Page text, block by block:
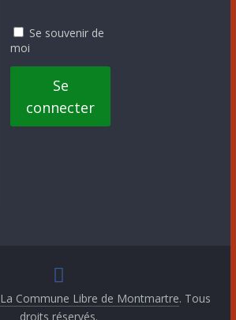
Se souvenir de
moi
Se
connecter
La Commune Libre de Montmartre. Tous
droits réservés.